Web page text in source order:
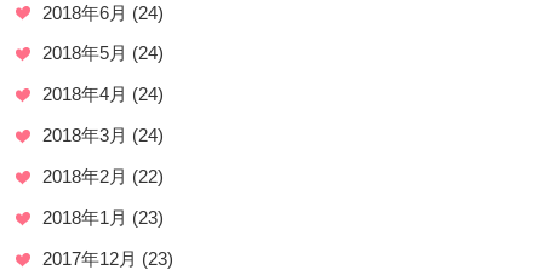
2018年6月 (24)
2018年5月 (24)
2018年4月 (24)
2018年3月 (24)
2018年2月 (22)
2018年1月 (23)
2017年12月 (23)